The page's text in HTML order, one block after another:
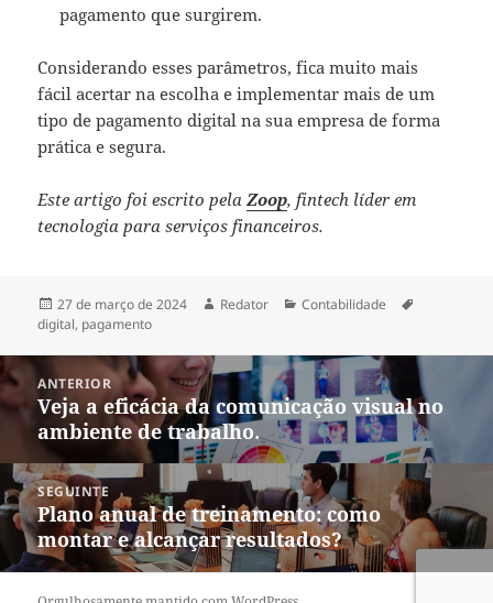
pagamento que surgirem.
Considerando esses parâmetros, fica muito mais
fácil acertar na escolha e implementar mais de um
tipo de pagamento digital na sua empresa de forma
prática e segura.
Este artigo foi escrito pelaZoop, fintech líder em
tecnologia para serviços financeiros.
Publicado
em
27 de março de 2024 Autor
Redator Categorias
Contabilidade
digital, pagamento
Navegação
de
ANTERIOR
Post
anterior:
Veja a eficácia da comunicação visual no
ambiente de trabalho.
SEGUINTE
Próximo
post:
Plano anual de treinamento: como
montar e alcançar resultados?